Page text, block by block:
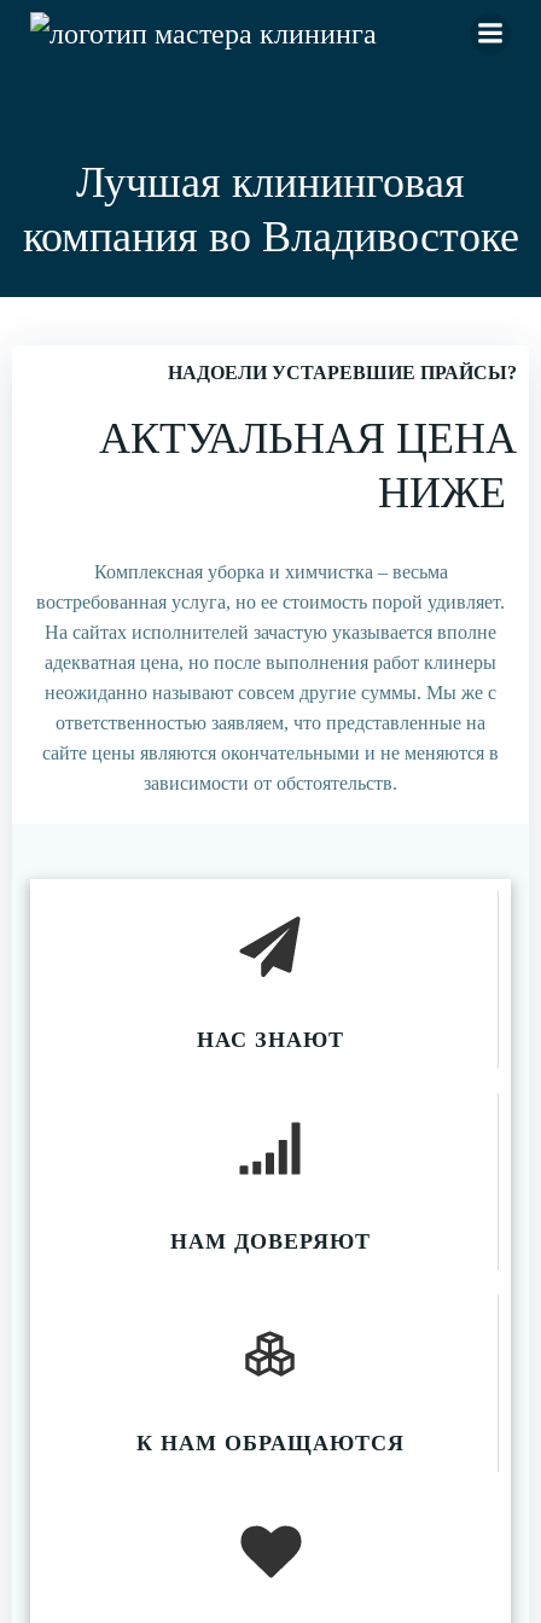
к
Лучшая клининговая
компания во Владивостоке
НАДОЕЛИ УСТАРЕВШИЕ ПРАЙСЫ?
АКТУАЛЬНАЯ ЦЕНА
НИЖЕ
Комплексная уборка и химчистка – весьма
востребованная услуга, но ее стоимость порой удивляет.
На сайтах исполнителей зачастую указывается вполне
адекватная цена, но после выполнения работ клинеры
неожиданно называют совсем другие суммы. Мы же с
ответственностью заявляем, что представленные на
сайте цены являются окончательными и не меняются в
зависимости от обстоятельств.
НАС ЗНАЮТ
НАМ ДОВЕРЯЮТ
К НАМ ОБРАЩАЮТСЯ